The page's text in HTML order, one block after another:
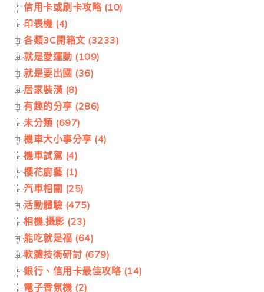
信用卡或刷卡攻略 (10)
印表機 (4)
各類3C開箱文 (3233)
就是愛運動 (109)
就是要出國 (36)
居家裝潢 (8)
有趣的分享 (286)
未分類 (697)
機車大小事分享 (4)
機車試駕 (4)
櫻花廚藝 (1)
汽車相關 (25)
活動體驗 (475)
相機.攝影 (23)
能吃就是福 (64)
軟體技術研討 (679)
銀行、信用卡最佳攻略 (14)
電子香氛機 (2)